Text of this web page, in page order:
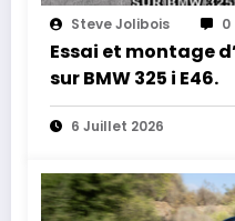
Steve Jolibois 0
Essai et montage
sur BMW 325 i E46.
6 Juillet 2026